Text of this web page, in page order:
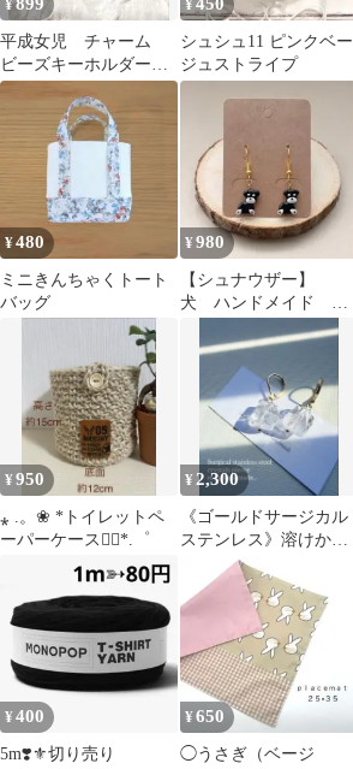
¥899
平成女児 チャーム
ビーズキーホルダー
コレクトブック 天使
界隈
¥450
シュシュ11 ピンクベー
ジュストライプ
¥480
ミニきんちゃくトート
バッグ
¥980
【シュナウザー】
犬 ハンドメイド ピ
アス 樹脂粘土 うち
の子 ふりむき
¥950
⁎ .。❀ *トイレットペ
ーパーケース❁⃘*.゜
¥ 2,300
《ゴールドサージカル
ステンレス》溶けかけ
の氷の様に美しい一粒
crystalピアス
¥400
5m❣️⚜️切り売り
¥650
◯うさぎ（ベージ